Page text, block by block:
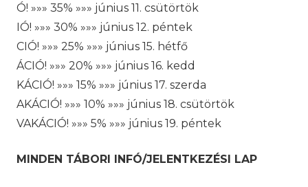
Ó! »»» 35% »»» június 11. csütörtök
IÓ! »»» 30% »»» június 12. péntek
CIÓ! »»» 25% »»» június 15. hétfő
ÁCIÓ! »»» 20% »»» június 16. kedd
KÁCIÓ! »»» 15% »»» június 17. szerda
AKÁCIÓ! »»» 10% »»» június 18. csütörtök
VAKÁCIÓ! »»» 5% »»» június 19. péntek
MINDEN TÁBORI INFÓ/JELENTKEZÉSI LAP